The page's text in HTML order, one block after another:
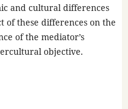
and cultural differences
of these differences on the
of the mediator’s
objective.